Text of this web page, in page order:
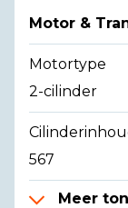
Motor &
Motortype
2-cilinder
567
Meer